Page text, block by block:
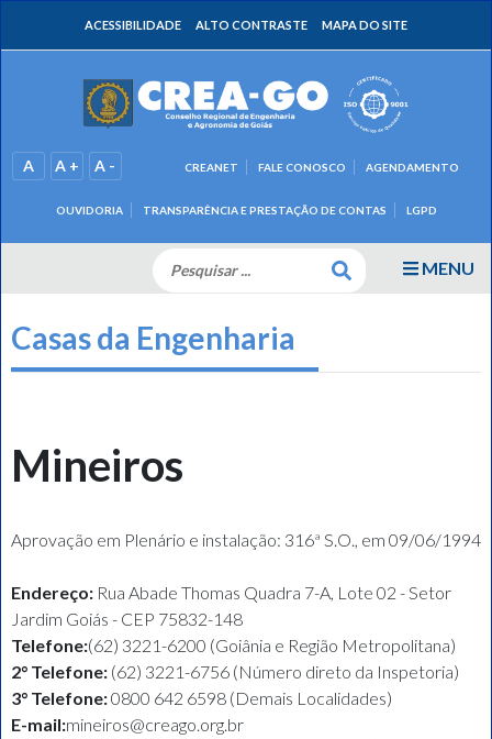
ACESSIBILIDADE ALTO CONTRASTE MAPA DO SITE
A A + A -
OUVIDORIA TRANSPARÊNCIA E PRESTAÇÃO DE CONTAS LGPD
CREANET FALE CONOSCO AGENDAMENTO
MENU
Casas da Engenharia
Mineiros
Aprovação em Plenário e instalação: 316ª S.O., em 09/06/1994
Endereço:Rua Abade Thomas Quadra 7-A, Lote 02 - Setor
Jardim Goiás - CEP 75832-148
Telefone:(62) 3221-6200 (Goiânia e Região Metropolitana)
2° Telefone:(62) 3221-6756 (Número direto da Inspetoria)
3° Telefone:0800 642 6598 (Demais Localidades)
E-mail:mineiros@creago.org.br